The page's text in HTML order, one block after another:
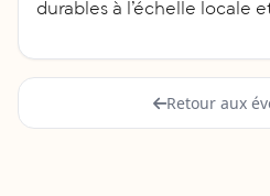
durables à l’échelle locale
Retour aux